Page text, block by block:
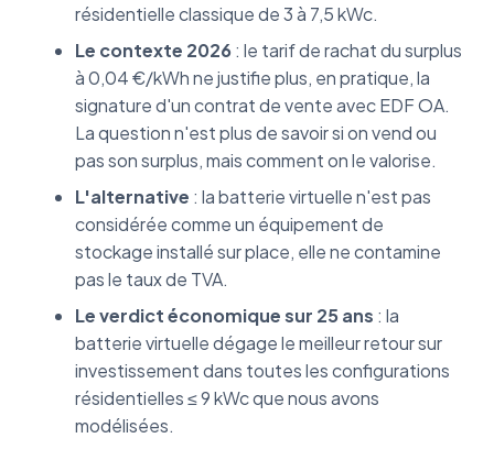
résidentielle classique de 3 à 7,5 kWc.
Le contexte 2026 : le tarif de rachat du surplus
à 0,04 €/kWh ne justifie plus, en pratique, la
signature d'un contrat de vente avec EDF OA.
La question n'est plus de savoir si on vend ou
pas son surplus, mais comment on le valorise.
L'alternative : la batterie virtuelle n'est pas
considérée comme un équipement de
stockage installé sur place, elle ne contamine
pas le taux de TVA.
Le verdict économique sur 25 ans : la
batterie virtuelle dégage le meilleur retour sur
investissement dans toutes les configurations
résidentielles ≤ 9 kWc que nous avons
modélisées.